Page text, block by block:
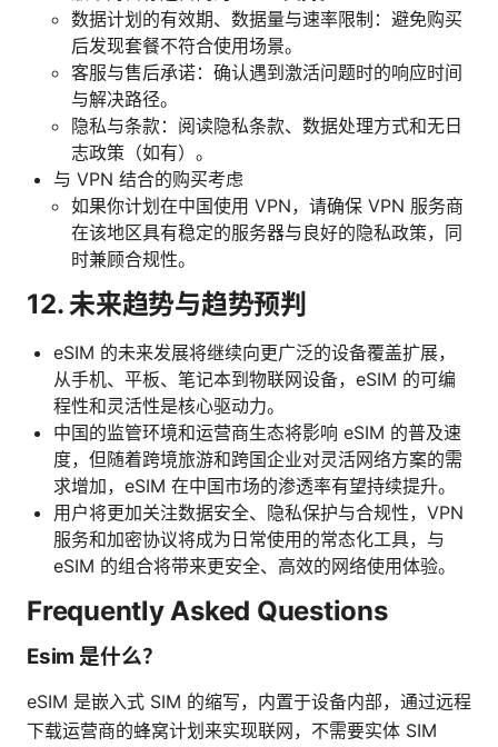
数据计划的有效期、数据量与速率限制：避免购买
后发现套餐不符合使用场景。
客服与售后承诺：确认遇到激活问题时的响应时间
与解决路径。
隐私与条款：阅读隐私条款、数据处理方式和无日
志政策（如有）。
与 VPN 结合的购买考虑
如果你计划在中国使用 VPN，请确保 VPN 服务商
在该地区具有稳定的服务器与良好的隐私政策，同
时兼顾合规性。
12. 未来趋势与趋势预判
eSIM 的未来发展将继续向更广泛的设备覆盖扩展，
从手机、平板、笔记本到物联网设备，eSIM 的可编
程性和灵活性是核心驱动力。
中国的监管环境和运营商生态将影响 eSIM 的普及速
度，但随着跨境旅游和跨国企业对灵活网络方案的需
求增加，eSIM 在中国市场的渗透率有望持续提升。
用户将更加关注数据安全、隐私保护与合规性，VPN
服务和加密协议将成为日常使用的常态化工具，与
eSIM 的组合将带来更安全、高效的网络使用体验。
Frequently Asked Questions
Esim 是什么？
eSIM 是嵌入式 SIM 的缩写，内置于设备内部，通过远程
下载运营商的蜂窝计划来实现联网，不需要实体 SIM